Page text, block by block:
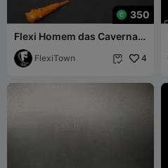
350
Flexi Homem das Cavernas
Impresso no Local
FlexiTown  4